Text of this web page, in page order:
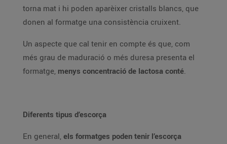
torna mat i hi poden aparèixer cristalls blancs, que
donen al formatge una consistència cruixent.
Un aspecte que cal tenir en compte és que, com
més grau de maduració o més duresa presenta el
formatge, menys concentració de lactosa conté.
Diferents tipus d’escorça
En general, els formatges poden tenir l’escorça